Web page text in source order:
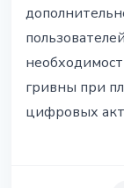
гривны при
цифровых